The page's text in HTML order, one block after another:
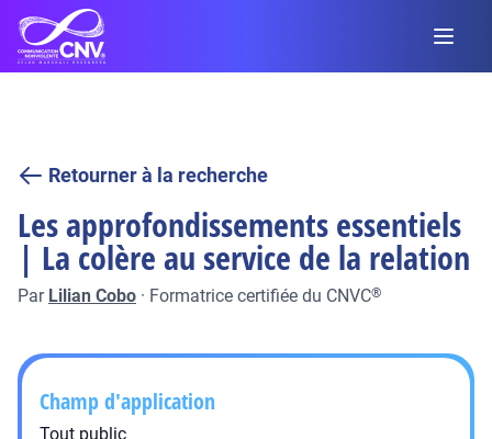
Retourner à la recherche
Les approfondissements essentiels
| La colère au service de la relation
Par Lilian Cobo · Formatrice certifiée du CNVC®
Champ d'application
Tout public